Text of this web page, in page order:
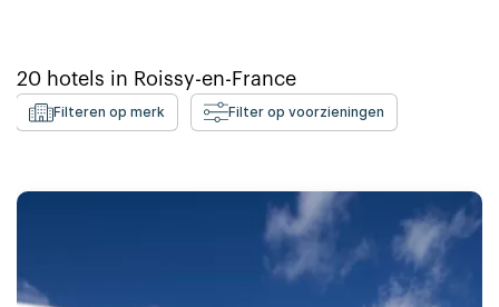
20 hotels in Roissy-en-France
Filteren op merk Filter op voorzieningen